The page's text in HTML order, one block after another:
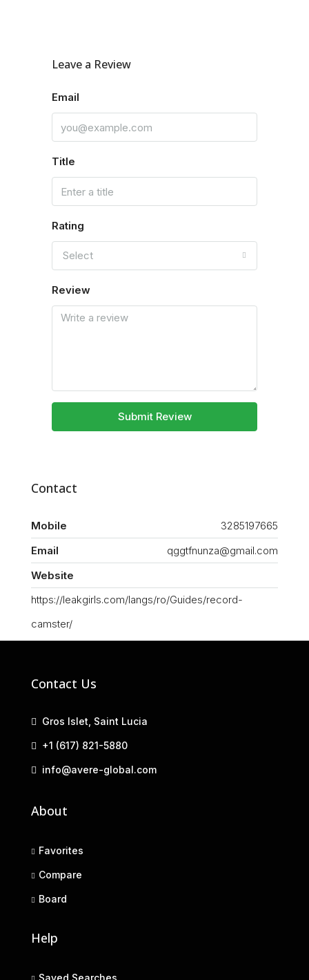
Leave a Review
Email
Title
Rating
Select
Review
Submit Review
Contact
Mobile
3285197665
Email
qggtfnunza@gmail.com
Website
https://leakgirls.com/langs/ro/Guides/record-
camster/
Contact Us
Gros Islet, Saint Lucia
+1 (617) 821-5880
info@avere-global.com
About
Favorites
Compare
Board
Help